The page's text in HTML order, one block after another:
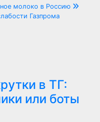
молоко в Россию
Газпрома
в ТГ:
или боты